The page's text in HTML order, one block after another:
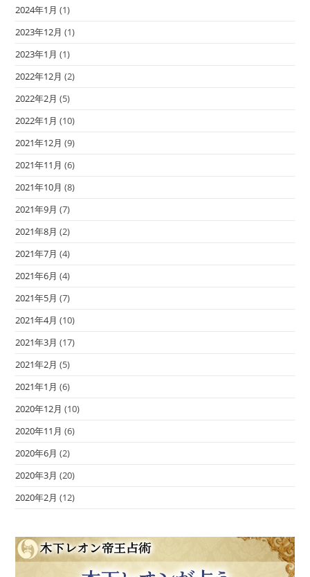
2024年1月 (1)
2023年12月 (1)
2023年1月 (1)
2022年12月 (2)
2022年2月 (5)
2022年1月 (10)
2021年12月 (9)
2021年11月 (6)
2021年10月 (8)
2021年9月 (7)
2021年8月 (2)
2021年7月 (4)
2021年6月 (4)
2021年5月 (7)
2021年4月 (10)
2021年3月 (17)
2021年2月 (5)
2021年1月 (6)
2020年12月 (10)
2020年11月 (6)
2020年6月 (2)
2020年3月 (20)
2020年2月 (12)